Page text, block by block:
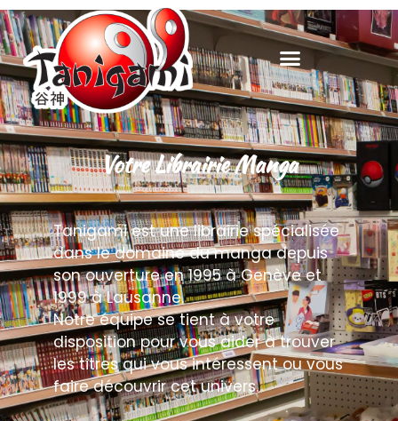
Votre Librairie Manga
Tanigami est une librairie spécialisée
dans le domaine du manga depuis
son ouverture en 1995 à Genève et
1999 à Lausanne.
Notre équipe se tient à votre
disposition pour vous aider à trouver
les titres qui vous intéressent ou vous
faire découvrir cet univers.